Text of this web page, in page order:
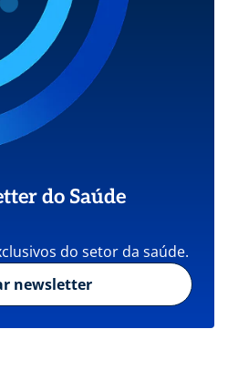
do Saúde
do setor da saúde.
newsletter